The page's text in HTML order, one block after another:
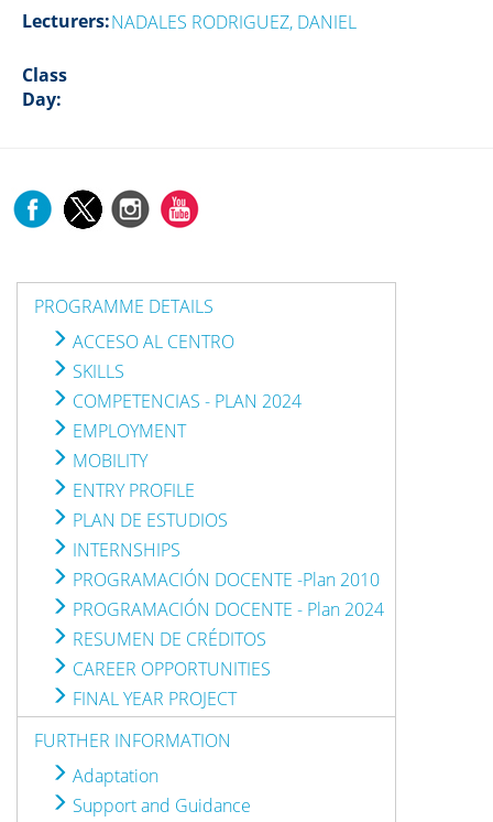
Lecturers:NADALES RODRIGUEZ, DANIEL
Class
Day:
PROGRAMME DETAILS
ACCESO AL CENTRO
SKILLS
COMPETENCIAS - PLAN 2024
EMPLOYMENT
MOBILITY
ENTRY PROFILE
PLAN DE ESTUDIOS
INTERNSHIPS
PROGRAMACIÓN DOCENTE -Plan 2010
PROGRAMACIÓN DOCENTE - Plan 2024
RESUMEN DE CRÉDITOS
CAREER OPPORTUNITIES
FINAL YEAR PROJECT
FURTHER INFORMATION
Adaptation
Support and Guidance